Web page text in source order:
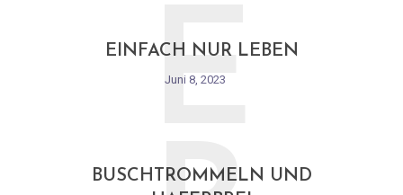
EINFACH NUR LEBEN
Juni 8, 2023
E
BUSCHTROMMELN UND